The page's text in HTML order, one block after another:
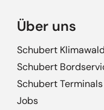
Über uns
Schubert Klimawald
Schubert
Schubert Terminals
Jobs